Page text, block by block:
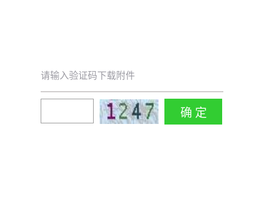
请输入验证码下载附件